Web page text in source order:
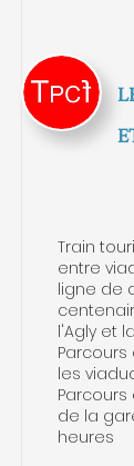
Train
entre
ligne de
l'Agly et
les
de la
heures